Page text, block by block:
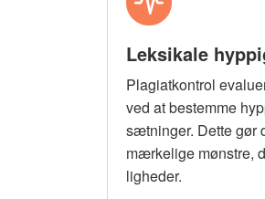
Leksikale
Plagiatkontrol
ved at bestemme
sætninger. Dette gør
mærkelige mønstre,
ligheder.